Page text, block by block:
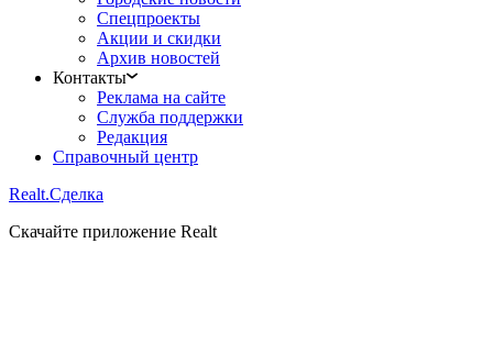
Спецпроекты
Акции и скидки
Архив новостей
Контакты
Реклама на сайте
Служба поддержки
Редакция
Справочный центр
Realt.Сделка
Скачайте приложение Realt